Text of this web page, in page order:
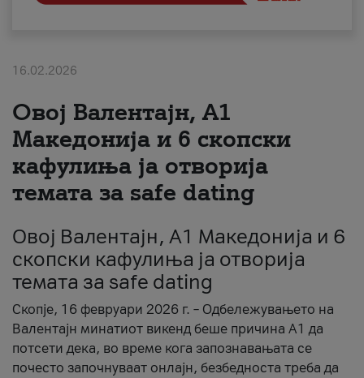
Плати сметка
#ПодобарОнлајн
16.02.2026
Овој Валентајн, A1
Македонија и 6 скопски
кафулиња ја отворија
темата за safe dating
Овој Валентајн, A1 Македонија и 6
скопски кафулиња ја отворија
темата за safe dating
Скопје, 16 февруари 2026 г. – Одбележувањето на
Валентајн минатиот викенд беше причина А1 да
потсети дека, во време кога запознавањата се
почесто започнуваат онлајн, безбедноста треба да